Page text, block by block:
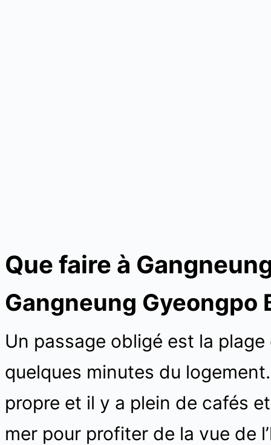
Que faire à
Gangneung Gyeongpo
Un passage obligé est la
quelques minutes du
propre et il y a plein de cafés
mer pour profiter de la vue de